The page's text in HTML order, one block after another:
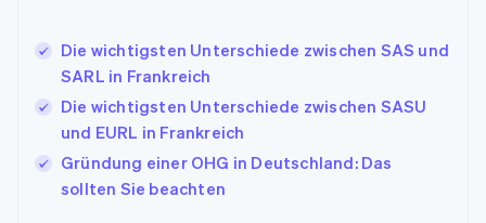
Die wichtigsten Unterschiede zwischen SAS und
SARL in Frankreich
Die wichtigsten Unterschiede zwischen SASU
und EURL in Frankreich
Gründung einer OHG in Deutschland: Das
sollten Sie beachten
Kroatien
EnglishItaliano
Lettland
Liechtenstein
DeutschEnglish
Litauen